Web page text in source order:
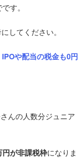
す。
してください。
や配当の税金も0円
んの人数分ジュニア
が非課税枠になりま